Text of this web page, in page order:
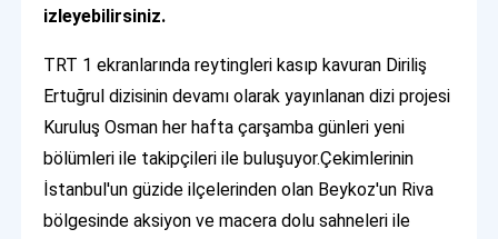
izleyebilirsiniz.
TRT 1 ekranlarında reytingleri kasıp kavuran Diriliş
Ertuğrul dizisinin devamı olarak yayınlanan dizi projesi
Kuruluş Osman her hafta çarşamba günleri yeni
bölümleri ile takipçileri ile buluşuyor.Çekimlerinin
İstanbul'un güzide ilçelerinden olan Beykoz'un Riva
bölgesinde aksiyon ve macera dolu sahneleri ile